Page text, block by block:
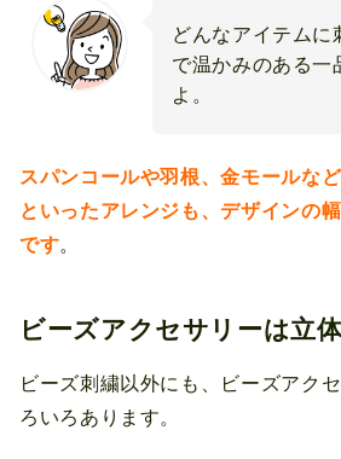
どんなアイテムに
で温かみのある一
よ。
スパンコールや羽根、金モールな
といったアレンジも、デザインの
です。
ビーズアクセサリーは立
ビーズ刺繍以外にも、ビーズアク
ろいろあります。